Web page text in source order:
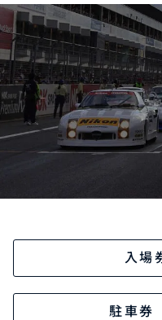
ご購入サポート
クルマ購入ガイド
カンタン見積り
販売店検索
試乗車検索
購入相談
オーナーサポート
CLUB MAZDAとは
お知らせ配信の登録・解除
ログアウト
入場
駐車券